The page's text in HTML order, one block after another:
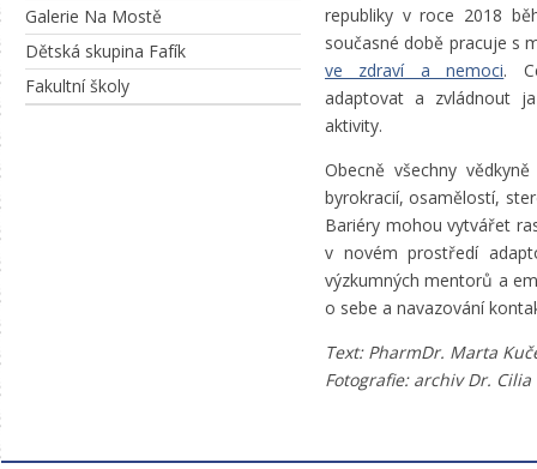
Galerie Na Mostě
Dětská skupina Fafík
Fakultní školy
republiky v roce 2018
současné době pracuje s
ve zdraví a nemoci.
adaptovat a zvládnout
aktivity.
Obecně všechny
byrokracií, osamělostí,
Bariéry mohou vytvářet
v novém prostředí
výzkumných mentorů a
o sebe a navazování
Text: PharmDr. Marta
Fotografie: archiv Dr.